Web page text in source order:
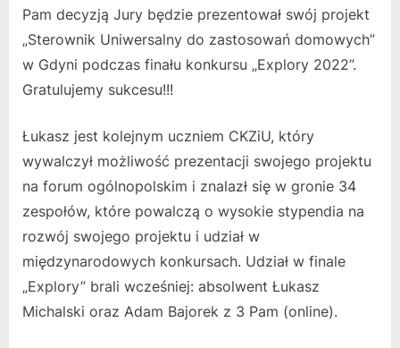
Pam decyzją Jury będzie prezentował swój projekt
„Sterownik Uniwersalny do zastosowań domowych”
w Gdyni podczas finału konkursu „Explory 2022”.
Gratulujemy sukcesu!!!
Łukasz jest kolejnym uczniem CKZiU, który
wywalczył możliwość prezentacji swojego projektu
na forum ogólnopolskim i znalazł się w gronie 34
zespołów, które powalczą o wysokie stypendia na
rozwój swojego projektu i udział w
międzynarodowych konkursach. Udział w finale
„Explory” brali wcześniej: absolwent Łukasz
Michalski oraz Adam Bajorek z 3 Pam (online).